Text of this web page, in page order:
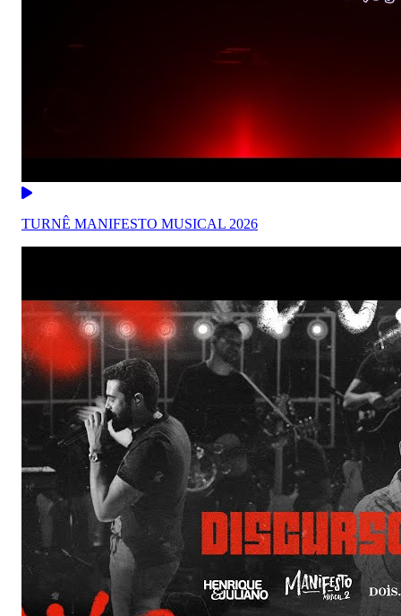
TURNÊ MANIFESTO MUSICAL 2026